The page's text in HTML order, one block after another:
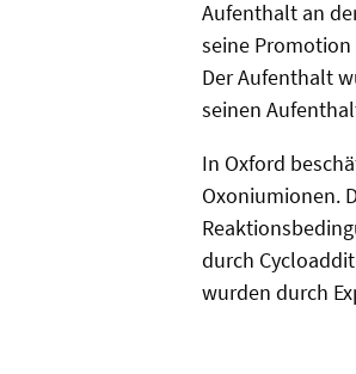
Aufenthalt an
seine Promotion
Der Aufenthalt
seinen
In Oxford
Oxoniumionen.
durch
wurden durch